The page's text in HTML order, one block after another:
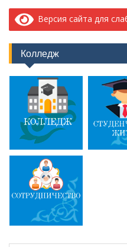
Версия сайта для
Колледж